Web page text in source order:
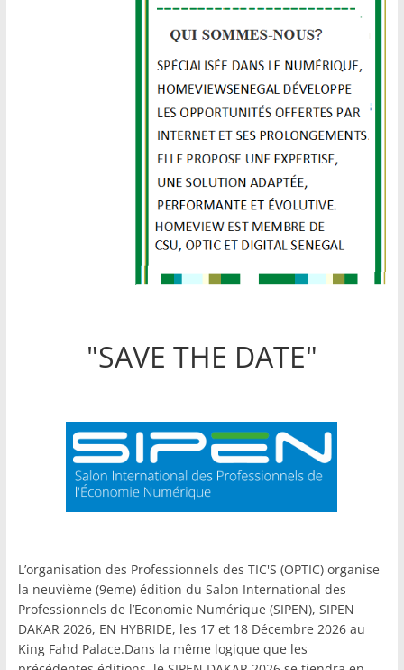
"SAVE THE DATE"
L’organisation des Professionnels des TIC'S (OPTIC) organise
la neuvième (9eme) édition du Salon International des
Professionnels de l’Economie Numérique (SIPEN), SIPEN
DAKAR 2026, EN HYBRIDE, les 17 et 18 Décembre 2026 au
King Fahd Palace.Dans la même logique que les